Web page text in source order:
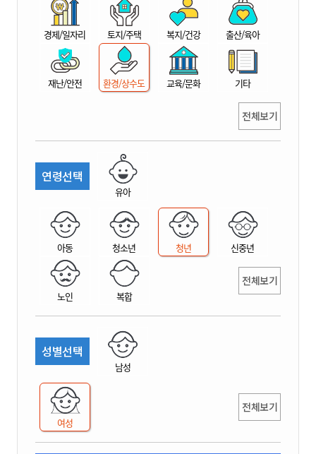
산
경제/일자리 토지/주택 복지/건강 출산/육아
재난/안전 환경/상수도 교육/문화 기타
전체보기
연령선택
유아
아동 청소년 청년 신중년
노인 복합
전체보기
성별선택
남성
여성
전체보기